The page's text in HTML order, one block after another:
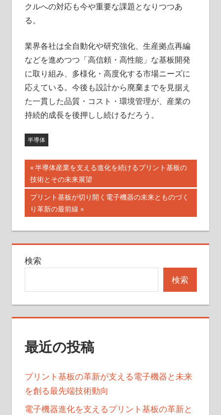
クルへの対応も今や重要な課題となりつつあ
る。
業界各社は全自動化や研究強化、生産拠点再編
などを進めつつ「高信頼・高性能」な基板開発
に取り組み、多様化・高度化する市場ニーズに
応えている。今後も設計から廃棄までを見据え
た一貫した品質・コスト・環境管理が、産業の
持続的成長を後押しし続けるだろう。
半導体
投
稿
ナ
ビ
ゲ
ー
ョ
ン
前
の
記
事:
半導体産業を支える進化を続けるプリント基板の
技術とその未来展望
次
の
記
事:
プリント基板が切り開く電子機器の未来とものづく
り革新の最前線
検索
検索
最近の投稿
プリント基板の革新が支える電子機器と未来
を創る最先端技術動向
電子機器進化を支えるプリント基板の革新と